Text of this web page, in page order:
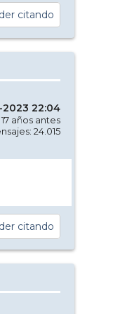
citando
2023 22:04
años antes
24.015
citando